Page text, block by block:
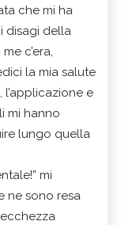
che mi ha
disagi della
c’era,
la mia salute
e
mi hanno
lungo quella
mi
ne sono resa